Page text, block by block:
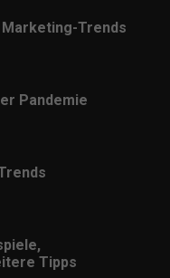
Trends
Pandemie
Tipps